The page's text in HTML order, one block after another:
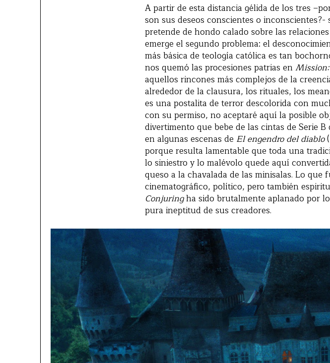
A partir de esta distancia gélida de los tres
son sus deseos conscientes o
pretende de hondo calado sobre las
emerge el segundo problema: el
más básica de teología católica es tan
nos quemó las procesiones patrias en
aquellos rincones más complejos de la
alrededor de la clausura, los rituales, los
es una postalita de terror descolorida con
con su permiso, no aceptaré aquí la posible
divertimento que bebe de las cintas de Serie
en algunas escenas de El engendro del diablo(
porque resulta lamentable que toda una
lo siniestro y lo malévolo quede aquí
queso a la chavalada de las minisalas. Lo
cinematográfico, político, pero también
Conjuringha sido brutalmente aplanado por
pura ineptitud de sus creadores.